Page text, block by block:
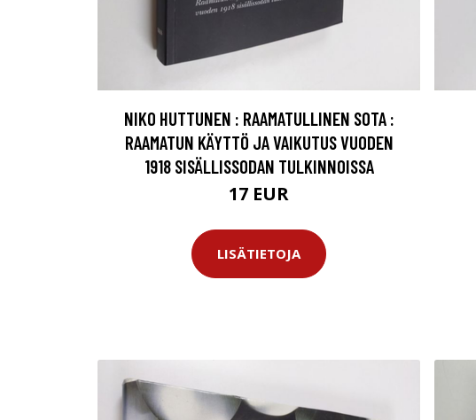
NIKO HUTTUNEN : RAAMATULLINEN SOTA :
RAAMATUN KÄYTTÖ JA VAIKUTUS VUODEN
1918 SISÄLLISSODAN TULKINNOISSA
17 EUR
LISÄTIETOJA